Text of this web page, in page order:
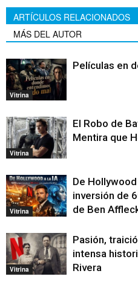
ARTÍCULOS RELACIONADOS
MÁS DEL AUTOR
Vitrina
Películas en
Vitrina
El Robo de
Mentira que
Vitrina
De
inversión de
de Ben
Vitrina
Pasión,
intensa
Rivera